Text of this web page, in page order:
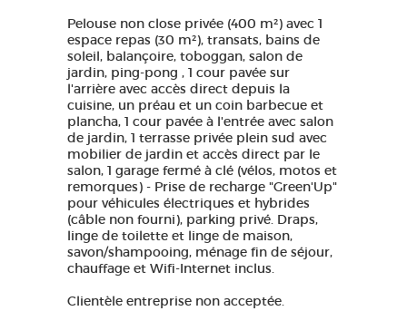
Pelouse non close privée (400 m²) avec 1
espace repas (30 m²), transats, bains de
soleil, balançoire, toboggan, salon de
jardin, ping-pong , 1 cour pavée sur
l'arrière avec accès direct depuis la
cuisine, un préau et un coin barbecue et
plancha, 1 cour pavée à l'entrée avec salon
de jardin, 1 terrasse privée plein sud avec
mobilier de jardin et accès direct par le
salon, 1 garage fermé à clé (vélos, motos et
remorques) - Prise de recharge "Green'Up"
pour véhicules électriques et hybrides
(câble non fourni), parking privé. Draps,
linge de toilette et linge de maison,
savon/shampooing, ménage fin de séjour,
chauffage et Wifi-Internet inclus.
Clientèle entreprise non acceptée.